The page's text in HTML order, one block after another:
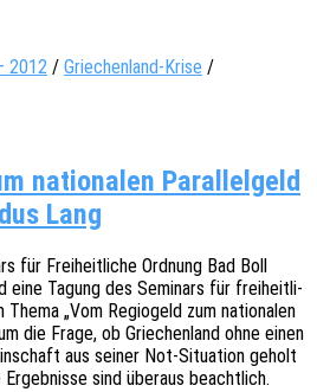
2012 / Griechenland-Krise /
nationalen Parallelgeld
Lang
für Frei­heit­li­che Ordnung Bad Boll
eine Tagung des Semi­nars für frei­heit­li­
Thema „Vom Regio­geld zum natio­na­len
die Frage, ob Grie­chen­land ohne einen
aus seiner Not-Situa­ti­on geholt
sind über­aus beachtlich.